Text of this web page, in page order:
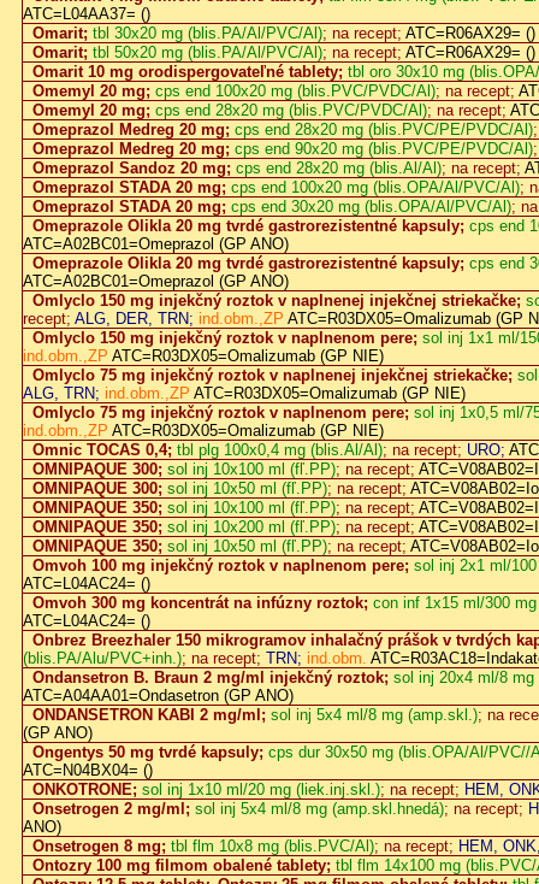
ATC=L04AA37= ()
Omarit; tbl 30x20 mg (blis.PA/Al/PVC/Al); na recept; ATC=R06AX29= ()
Omarit; tbl 50x20 mg (blis.PA/Al/PVC/Al); na recept; ATC=R06AX29= ()
Omarit 10 mg orodispergovateľné tablety; tbl oro 30x10 mg
Omemyl 20 mg; cps end 100x20 mg (blis.PVC/PVDC/Al); na recept;
Omemyl 20 mg; cps end 28x20 mg (blis.PVC/PVDC/Al); na recept;
Omeprazol Medreg 20 mg; cps end 28x20 mg (blis.PVC/PE/PVDC/Al)
Omeprazol Medreg 20 mg; cps end 90x20 mg (blis.PVC/PE/PVDC/Al)
Omeprazol Sandoz 20 mg; cps end 28x20 mg (blis.Al/Al); na recept;
Omeprazol STADA 20 mg; cps end 100x20 mg (blis.OPA/Al/PVC/Al);
Omeprazol STADA 20 mg; cps end 30x20 mg (blis.OPA/Al/PVC/Al);
Omeprazole Olikla 20 mg tvrdé gastrorezistentné kapsuly; cps end
ATC=A02BC01=Omeprazol (GP ANO)
Omeprazole Olikla 20 mg tvrdé gastrorezistentné kapsuly; cps end
ATC=A02BC01=Omeprazol (GP ANO)
Omlyclo 150 mg injekčný roztok v naplnenej injekčnej striekačke;
recept; ALG, DER, TRN; ind.obm.,ZP ATC=R03DX05=Omalizumab (GP
Omlyclo 150 mg injekčný roztok v naplnenom pere; sol inj 1x1 ml/
ind.obm.,ZP ATC=R03DX05=Omalizumab (GP NIE)
Omlyclo 75 mg injekčný roztok v naplnenej injekčnej striekačke;
ALG, TRN; ind.obm.,ZP ATC=R03DX05=Omalizumab (GP NIE)
Omlyclo 75 mg injekčný roztok v naplnenom pere; sol inj 1x0,5 ml/
ind.obm.,ZP ATC=R03DX05=Omalizumab (GP NIE)
Omnic TOCAS 0,4; tbl plg 100x0,4 mg (blis.Al/Al); na recept; URO;
OMNIPAQUE 300; sol inj 10x100 ml (fľ.PP); na recept;
OMNIPAQUE 300; sol inj 10x50 ml (fľ.PP); na recept;
OMNIPAQUE 350; sol inj 10x100 ml (fľ.PP); na recept;
OMNIPAQUE 350; sol inj 10x200 ml (fľ.PP); na recept;
OMNIPAQUE 350; sol inj 10x50 ml (fľ.PP); na recept;
Omvoh 100 mg injekčný roztok v naplnenom pere; sol inj 2x1 ml/
ATC=L04AC24= ()
Omvoh 300 mg koncentrát na infúzny roztok; con inf 1x15 ml/300
ATC=L04AC24= ()
Onbrez Breezhaler 150 mikrogramov inhalačný prášok v tvrdých
(blis.PA/Alu/PVC+inh.); na recept; TRN; ind.obm.
Ondansetron B. Braun 2 mg/ml injekčný roztok; sol inj 20x4 ml/8 mg
ATC=A04AA01=Ondasetron (GP ANO)
ONDANSETRON KABI 2 mg/ml; sol inj 5x4 ml/8 mg (amp.skl.); na
(GP ANO)
Ongentys 50 mg tvrdé kapsuly; cps dur 30x50 mg (blis.OPA/Al/PVC//
ATC=N04BX04= ()
ONKOTRONE; sol inj 1x10 ml/20 mg (liek.inj.skl.); na recept; HEM,
Onsetrogen 2 mg/ml; sol inj 5x4 ml/8 mg (amp.skl.hnedá); na recept;
ANO)
Onsetrogen 8 mg; tbl flm 10x8 mg (blis.PVC/Al); na recept; HEM,
Ontozry 100 mg filmom obalené tablety; tbl flm 14x100 mg